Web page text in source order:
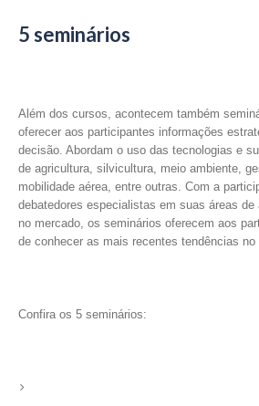
5 seminários
Além dos cursos, acontecem também
oferecer aos participantes informações
decisão. Abordam o uso das tecnologias e
de agricultura, silvicultura, meio ambiente,
mobilidade aérea, entre outras. Com a
debatedores especialistas em suas áreas de
no mercado, os seminários oferecem aos
de conhecer as mais recentes tendências no
Confira os 5 seminários: